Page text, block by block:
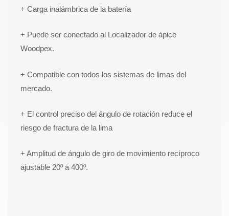
+ Carga inalámbrica de la batería
+ Puede ser conectado al Localizador de ápice
Woodpex.
+ Compatible con todos los sistemas de limas del
mercado.
+ El control preciso del ángulo de rotación reduce el
riesgo de fractura de la lima
+ Amplitud de ángulo de giro de movimiento recíproco
ajustable 20º a 400º.